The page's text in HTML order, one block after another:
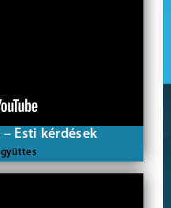
Esti kérdések